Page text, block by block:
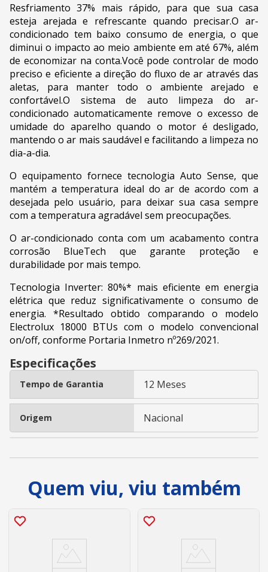
Resfriamento 37% mais rápido, para que sua casa
esteja arejada e refrescante quando precisar.O ar-
condicionado tem baixo consumo de energia, o que
diminui o impacto ao meio ambiente em até 67%, além
de economizar na conta.Você pode controlar de modo
preciso e eficiente a direção do fluxo de ar através das
aletas, para manter todo o ambiente arejado e
confortável.O sistema de auto limpeza do ar-
condicionado automaticamente remove o excesso de
umidade do aparelho quando o motor é desligado,
mantendo o ar mais saudável e facilitando a limpeza no
dia-a-dia.
O equipamento fornece tecnologia Auto Sense, que
mantém a temperatura ideal do ar de acordo com a
desejada pelo usuário, para deixar sua casa sempre
com a temperatura agradável sem preocupações.
O ar-condicionado conta com um acabamento contra
corrosão BlueTech que garante proteção e
durabilidade por mais tempo.
Tecnologia Inverter: 80%* mais eficiente em energia
elétrica que reduz significativamente o consumo de
energia. *Resultado obtido comparando o modelo
Electrolux 18000 BTUs com o modelo convencional
on/off, conforme Portaria Inmetro nº269/2021.
Especificações
Tempo de Garantia 12 Meses
Origem Nacional
Quem viu, viu também